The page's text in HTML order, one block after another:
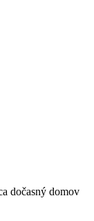
dočasný domov